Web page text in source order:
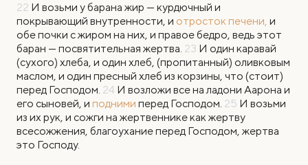
22 И возьми у барана жир — курдючный и
покрывающий внутренности, и отросток печени, и
обе почки с жиром на них, и правое бедро, ведь этот
баран — посвятительная жертва. 23 И один каравай
(сухого) хлеба, и один хлеб, (пропитанный) оливковым
маслом, и один пресный хлеб из корзины, что (стоит)
перед Господом. 24 И возложи все на ладони Аарона и
его сыновей, и подними перед Господом. 25 И возьми
из их рук, и сожги на жертвеннике как жертву
всесожжения, благоухание перед Господом, жертва
это Господу.